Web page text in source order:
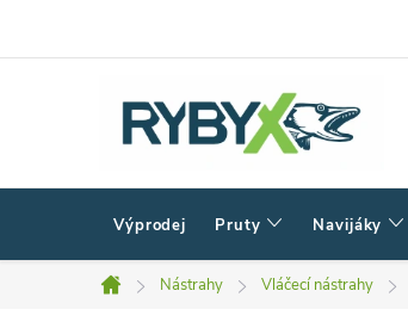
Výprodej Pruty Navijáky
Domů
Nástrahy Vláčecí nástrahy